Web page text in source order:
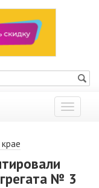
Показать
меню
№ 3